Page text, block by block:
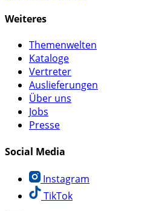
Weiteres
Themenwelten
Kataloge
Vertreter
Auslieferungen
Über uns
Jobs
Presse
Social Media
Instagram
TikTok